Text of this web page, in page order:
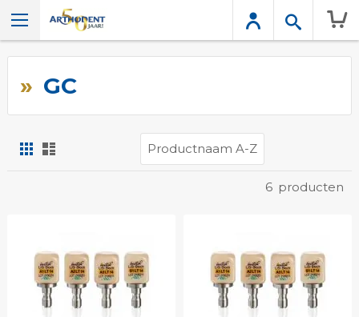
GC
Foto-
tabel
6 producten